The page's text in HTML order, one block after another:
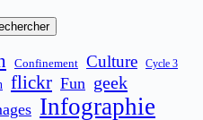
Confinement Culture Cycle 3
flickr Fun geek
Infographie